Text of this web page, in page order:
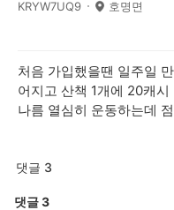
KRYW7UQ9 호명면
처음 가입했을땐 일주일
어지고 산책 1개에 20캐
나름 열심히 운동하는데
댓글 3
댓글3